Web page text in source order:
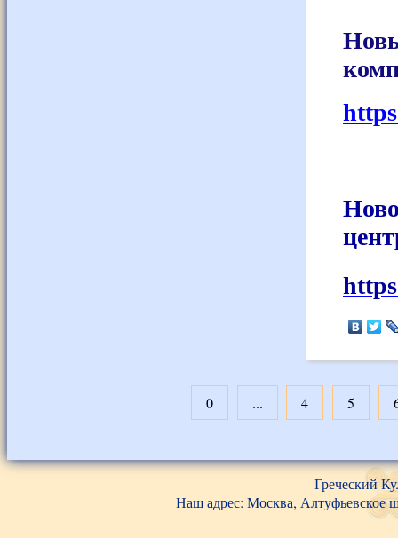
0 ... 4 5
Греческий
Наш адрес: Москва, Алтуфьевское